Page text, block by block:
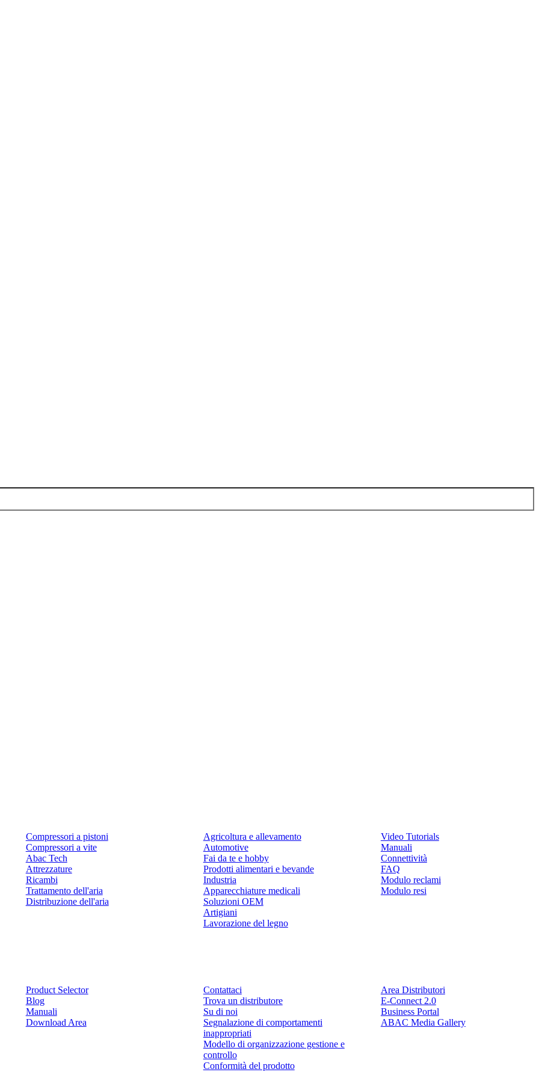
Compressori a pistoni
Compressori a vite
Abac Tech
Attrezzature
Ricambi
Trattamento dell'aria
Distribuzione dell'aria
Agricoltura e allevamento
Automotive
Fai da te e hobby
Prodotti alimentari e bevande
Industria
Apparecchiature medicali
Soluzioni OEM
Artigiani
Lavorazione del legno
Video Tutorials
Manuali
Connettività
FAQ
Modulo reclami
Modulo resi
Product Selector
Blog
Manuali
Download Area
Contattaci
Trova un distributore
Su di noi
Segnalazione di comportamenti
inappropriati
Modello di organizzazione gestione e
controllo
Conformità del prodotto
Area Distributori
E-Connect 2.0
Business Portal
ABAC Media Gallery